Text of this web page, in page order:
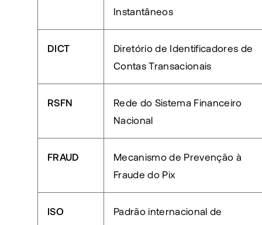
Instantâneos
DICT
Diretório de Identificadores de
Contas Transacionais
RSFN
Rede do Sistema Financeiro
Nacional
FRAUD
Mecanismo de Prevenção à
Fraude do Pix
ISO
Padrão internacional de